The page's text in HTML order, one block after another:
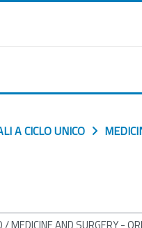
A CICLO UNICO